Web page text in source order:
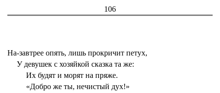
106
На-завтрее опять, лишь прокричит петух,
У девушек с хозяйкой сказка та же:
Их будят и морят на пряже.
«Добро же ты, нечистый дух!»